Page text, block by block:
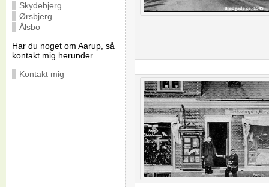
Skydebjerg
Ørsbjerg
Ålsbo
Har du noget om Aarup, så
kontakt mig herunder.
Kontakt mig